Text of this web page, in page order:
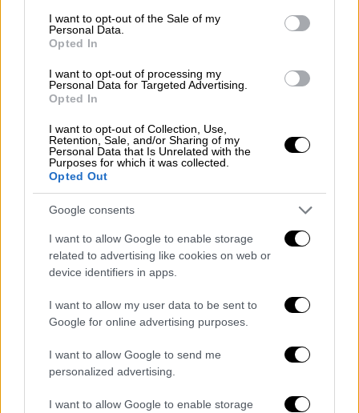
consent section.
I want to opt-out of the Sale of my
Personal Data.
Opted In
I want to opt-out of processing my
Personal Data for Targeted Advertising.
Opted In
I want to opt-out of Collection, Use,
Retention, Sale, and/or Sharing of my
Personal Data that Is Unrelated with the
Purposes for which it was collected.
Opted Out
Google consents
I want to allow Google to enable storage
related to advertising like cookies on web or
device identifiers in apps.
I want to allow my user data to be sent to
Google for online advertising purposes.
I want to allow Google to send me
personalized advertising.
I want to allow Google to enable storage
Πανσερραϊκόςαπείλησε με τον
Μπανζάκι
μετά από λάθος του
, ενώ στο 35’
έμεινε με δέκα παίκτες, καθώς ο
αποβλήθηκε με απευθείας κόκκινη κάρτα
έπειτα από on field review. Παρά την πίεση,
Ερυθρόλευκη καταιγίδα στην
επανάληψη
Με την έναρξη του δευτέρου μέρους οι
Πειραιώτες ανέβασαν ταχύτητα. Στο 48’ ο
Κααμπίάνοιξε το σκορ με δυνατή κεφαλιά,
ενώ στο 66’ οΟρτέγκα
– το πρώτο του τέρμα με τα ερυθρόλευκα.
Δύο λεπτά αργότερα, οΠοντένσε
που μόλις
είχε περάσει στον αγώνα, βρήκε δίχτυα με
εντυπωσιακό σουτ εκτός περιοχής,
υπογράφοντας ονειρική επιστροφή στο
«Λιμάνι».